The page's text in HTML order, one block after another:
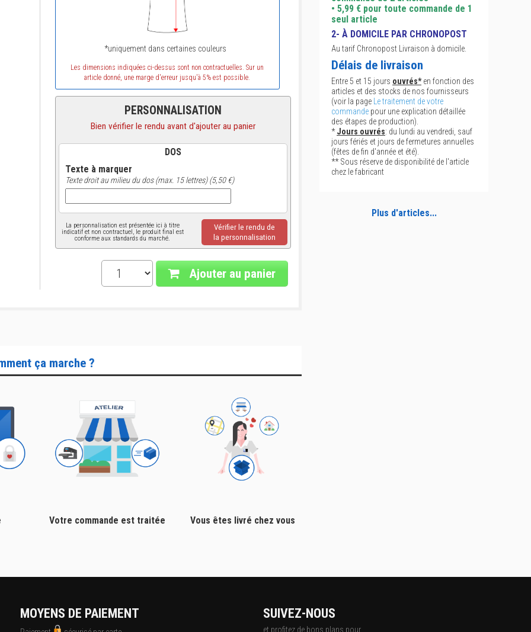
*uniquement dans certaines couleurs
Les dimensions indiquées ci-dessus sont non contractuelles. Sur un
article donné, une marge d'erreur jusqu'à 5% est possible.
PERSONNALISATION
Bien vérifier le rendu avant d'ajouter au panier
DOS
Texte à marquer
Texte droit au milieu du dos (max. 15 lettres) (5,50 €)
La personnalisation est présentée ici à titre
indicatif et non contractuel, le produit final est
conforme aux standards du marché.
Vérifier le rendu de
la personnalisation
Ajouter au panier
ça marche ?
Votre commande est traitée Vous êtes livré chez vous
• 5,99 € pour toute commande de 1
seul article
2- À DOMICILE PAR CHRONOPOST
Au tarif Chronopost Livraison à domicile.
Délais de livraison
Entre 5 et 15 jours ouvrés*en fonction des
articles et des stocks de nos fournisseurs
(voir la page
Le traitement de votre
commande pour une explication détaillée
des étapes de production).
*Jours ouvrés: du lundi au vendredi, sauf
jours fériés et jours de fermetures annuelles
(fêtes de fin d'année et été).
** Sous réserve de disponibilité de l'article
chez le fabricant
Plus d'articles...
MOYENS DE PAIEMENT SUIVEZ-NOUS
et profitez de bons plans pour